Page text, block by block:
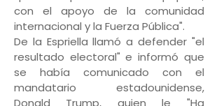
con el apoyo de la comunidad
internacional y la Fuerza Pública".
De la Espriella llamó a defender "el
resultado electoral" e informó que
se había comunicado con el
mandatario estadounidense,
Donald Trump, quien le "Ha